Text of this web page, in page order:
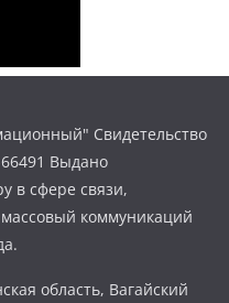
Свидетельство
Выдано
в сфере связи,
коммуникаций
область, Вагайский